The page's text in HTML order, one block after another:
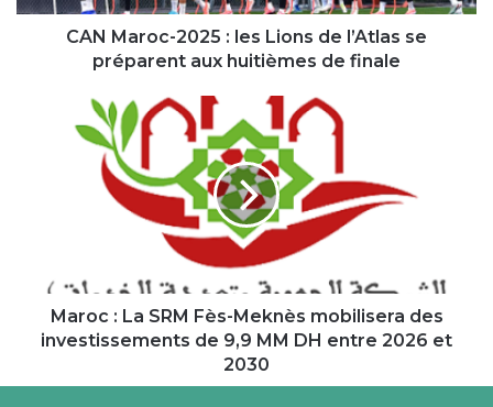
se
préparentCAN Maroc-2025 : les Lions de l’Atlas se
préparent aux huitièmes de finale
entre
Maroc : La SRM Fès-Meknès mobilisera des
investissements de 9,9 MM DH entre 2026 et
2030